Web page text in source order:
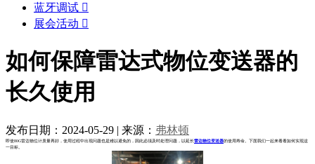
蓝牙调试 
展会活动 
如何保障雷达式物位变送器的
长久使用
发布日期：2024-05-29 | 来源： 弗林顿
即使80G雷达物位计质量再好，使用过程中出现问题也是难以避免的，因此必须及时处理问题，以延长雷达物位变送器的使用寿命。下面我们一起来看看如何实现这
一目标。